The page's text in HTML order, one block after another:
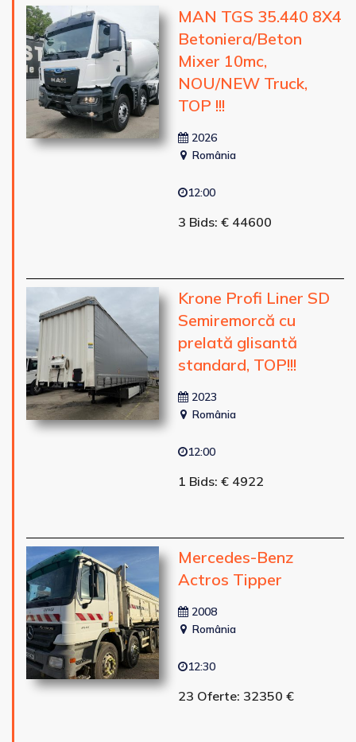
MAN TGS 35.440 8X4
Betoniera/Beton
Mixer 10mc,
NOU/NEW Truck,
TOP !!!
2026
România
12:00
3 Bids: € 44600
Krone Profi Liner SD
Semiremorcă cu
prelată glisantă
standard, TOP!!!
2023
România
12:00
1 Bids: € 4922
Mercedes-Benz
Actros Tipper
2008
România
12:30
23 Oferte: 32350 €